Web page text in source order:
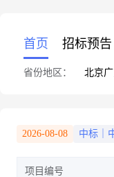
首页 招标预告
省份地区： 北京
2026-08-08 中标｜
项目编号